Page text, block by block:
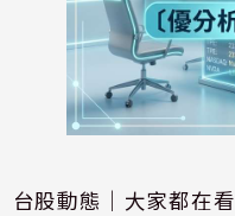
台股動態｜大家都在看